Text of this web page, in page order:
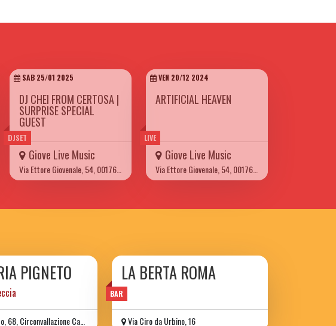
DJSET
SAB 25/01 2025
DJ CHEI FROM CERTOSA |
SURPRISE SPECIAL
GUEST
Giove Live Music
Via Ettore Giovenale, 54, 00176 Roma
LIVE
VEN 20/12 2024
ARTIFICIAL HEAVEN
Giove Live Music
Via Ettore Giovenale, 54, 00176 Roma
PIGNETO
Circonvallazione Casilina
BAR
LA BERTA ROMA
Via Ciro da Urbino, 16